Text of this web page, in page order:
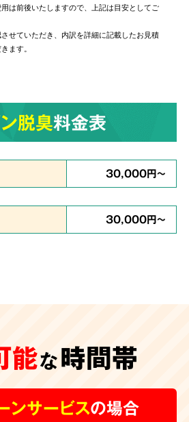
のお客様に関わらずあらゆ
ております。管理されてい
での事件事故による特殊殊
復旧工事など
も対応
いや汚れが内装の下地にま
その根源を取り除く為に内
もございます。グループ会
弊社では清掃からリフォー
は前後いたしますので、上記は目安としてご
せていただき、内訳を詳細に記載したお見積
ます。
脱臭料金表
30,000円～
30,000円～
能な時間帯
ンサービスの場合